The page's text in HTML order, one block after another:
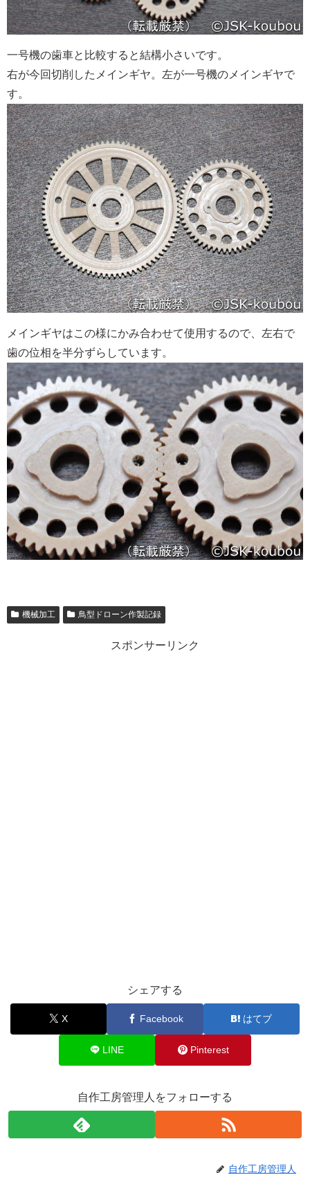
一号機の歯車と比較すると結構小さいです。
右が今回切削したメインギヤ。左が一号機のメインギヤで
す。
メインギヤはこの様にかみ合わせて使用するので、左右で
歯の位相を半分ずらしています。
機械加工 鳥型ドローン作製記録
スポンサーリンク
シェアする
X Facebook はてブ
LINE Pinterest
自作工房管理人をフォローする
自作工房管理人